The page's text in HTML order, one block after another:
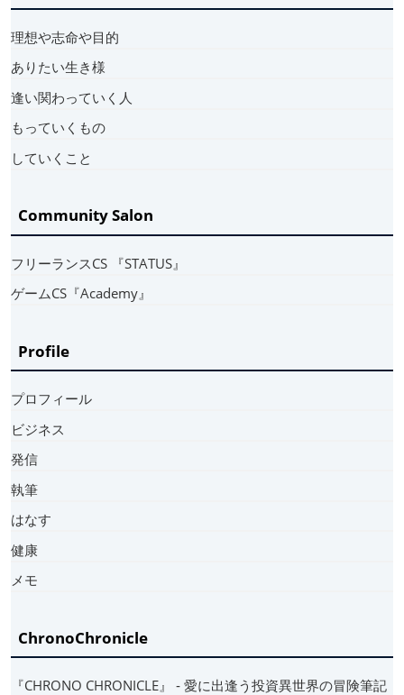
理想や志命や目的
ありたい生き様
逢い関わっていく人
もっていくもの
していくこと
Community Salon
フリーランスCS 『STATUS』
ゲームCS『Academy』
Profile
プロフィール
ビジネス
発信
執筆
はなす
健康
メモ
ChronoChronicle
『CHRONO CHRONICLE』 ‐ 愛に出逢う投資異世界の冒険筆記